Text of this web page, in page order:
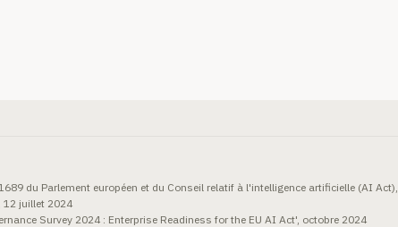
du Parlement européen et du Conseil relatif à l'intelligence artificielle (AI Act),
12 juillet 2024
Survey 2024 : Enterprise Readiness for the EU AI Act', octobre 2024